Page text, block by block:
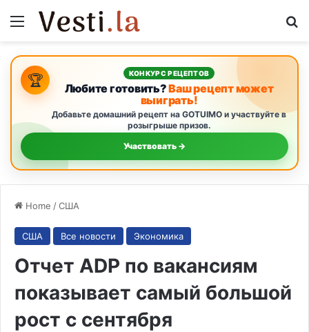
Menu
🏆 КОНКУРС РЕЦЕПТОВ
Любите готовить?Ваш рецепт может
выиграть!
Добавьте домашний рецепт на GOTUIMO и участвуйте в
розыгрыше призов.
Участвовать →
Home /США
США Все новости Экономика
Отчет ADP по вакансиям
показывает самый большой
рост с сентября